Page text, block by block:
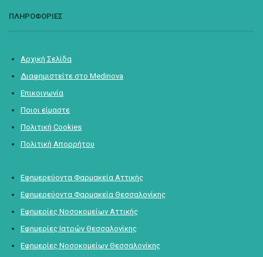
ΠΛΗΡΟΦΟΡΙΕΣ
Αρχική Σελίδα
Διαφημιστείτε στο Medinova
Επικοινωνία
Ποιοι είμαστε
Πολιτική Cookies
Πολιτική Απορρήτου
Εφημερεύοντα Φαρμακεία Αττικής
Εφημερεύοντα Φαρμακεία Θεσσαλονίκης
Εφημερίες Νοσοκομείων Αττικής
Εφημερίες Ιατρών Θεσσαλονίκης
Εφημερίες Νοσοκομείων Θεσσαλονίκης